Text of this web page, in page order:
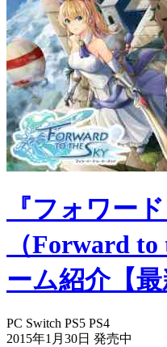
『フォワー
（Forward
ーム紹介【最
PC Switch PS5 PS4
2015年1月30日 発売中